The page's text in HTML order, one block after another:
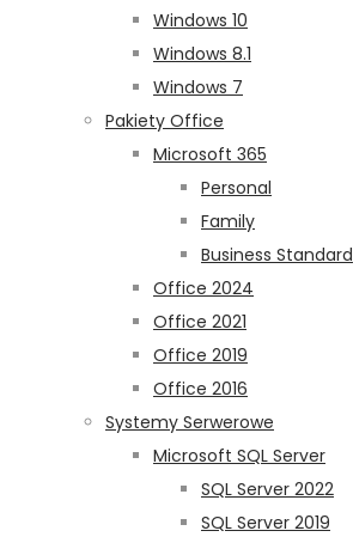
Windows 10
Windows 8.1
Windows 7
Pakiety Office
Microsoft 365
Personal
Family
Business Standard
Office 2024
Office 2021
Office 2019
Office 2016
Systemy Serwerowe
Microsoft SQL Server
SQL Server 2022
SQL Server 2019